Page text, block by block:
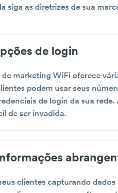
siga as diretrizes de sua
de login
de marketing WiFi oferece
podem usar seus
de login da sua
de ser invadida.
clientes capturando